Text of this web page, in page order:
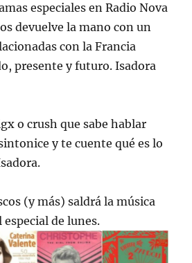
especiales en Radio Nova
devuelve la mano con un
con la Francia
presente y futuro. Isadora
o crush que sabe hablar
y te cuente qué es lo
(y más) saldrá la música
especial de lunes.